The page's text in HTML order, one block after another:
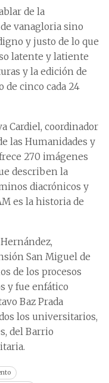
de la
vanagloria sino
y justo de lo que
latente y latiente
y la edición de
de cinco cada 24
Cardiel, coordinador
las Humanidades y
270 imágenes
describen la
diacrónicos y
es la historia de
San Miguel de
de los procesos
y fue enfático
Baz Prada
los universitarios,
del Barrio